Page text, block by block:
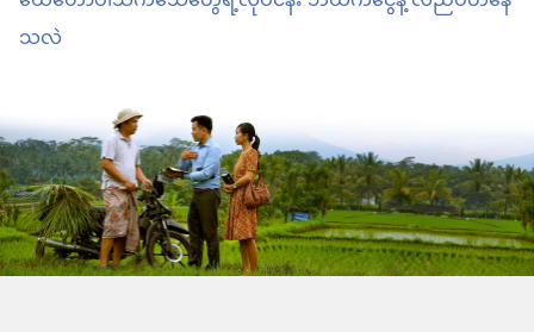
သလဲ